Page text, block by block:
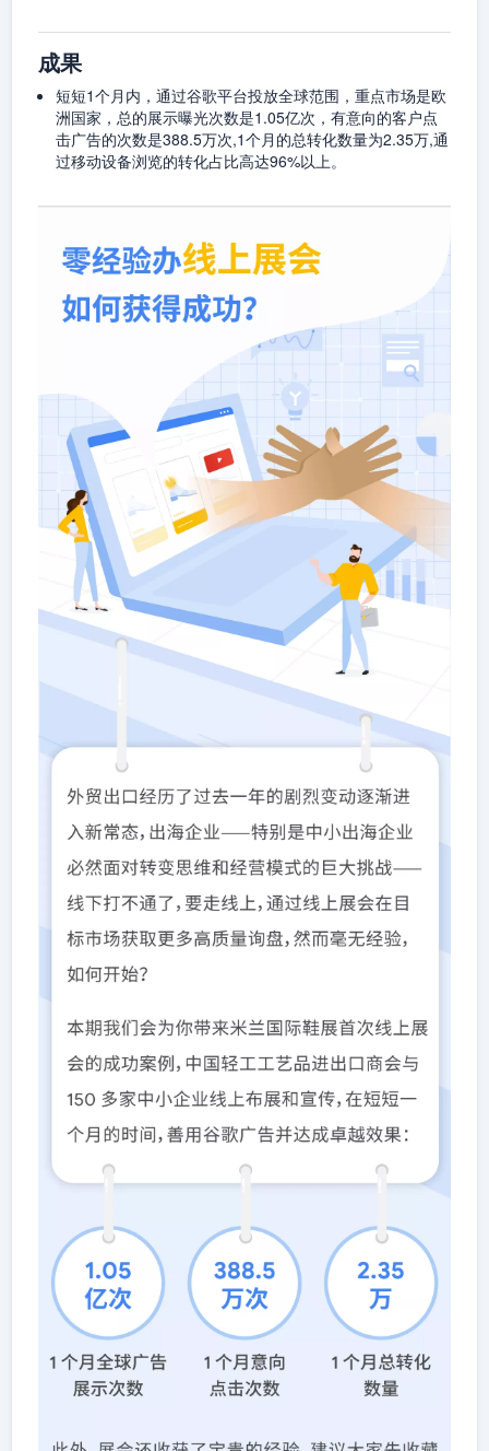
成果
短短1个月内，通过谷歌平台投放全球范围，重点市场是欧
洲国家，总的展示曝光次数是1.05亿次，有意向的客户点
击广告的次数是388.5万次,1个月的总转化数量为2.35万,通
过移动设备浏览的转化占比高达96%以上。